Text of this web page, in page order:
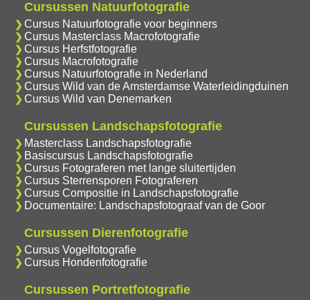
Cursussen Natuurfotografie
Cursus Natuurfotografie voor beginners
Cursus Masterclass Macrofotografie
Cursus Herfstfotografie
Cursus Macrofotografie
Cursus Natuurfotografie in Nederland
Cursus Wild van de Amsterdamse Waterleidingduinen
Cursus Wild van Denemarken
Cursussen Landschapsfotografie
Masterclass Landschapsfotografie
Basiscursus Landschapsfotografie
Cursus Fotograferen met lange sluitertijden
Cursus Sterrensporen Fotograferen
Cursus Compositie in Landschapsfotografie
Documentaire: Landschapsfotograaf van de Goor
Cursussen Dierenfotografie
Cursus Vogelfotografie
Cursus Hondenfotografie
Cursussen Portretfotografie